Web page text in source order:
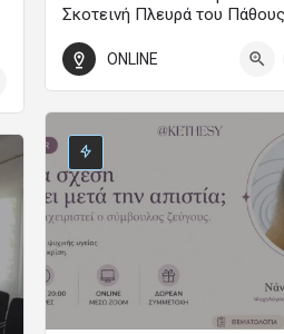
Σκοτεινή Πλευρά του
WEBINAR
18 Σεπτεμβρίου 2026 19:00 -
ONLINE
00:00